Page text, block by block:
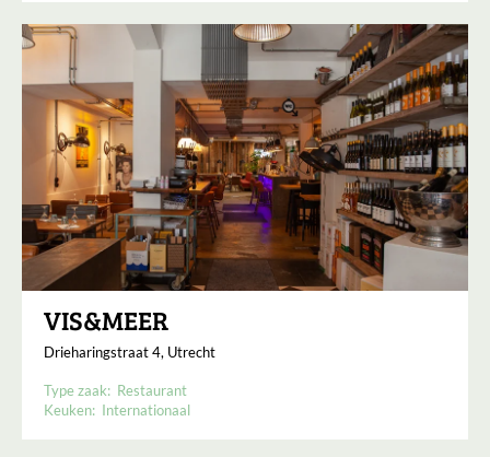
VIS&MEER
Drieharingstraat 4, Utrecht
Type zaak: Restaurant
Keuken: Internationaal